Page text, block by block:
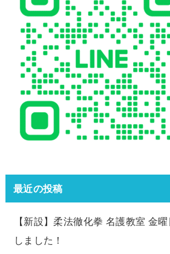
最近の投稿
【新設】柔法徹化拳 名護教室 金
しました！